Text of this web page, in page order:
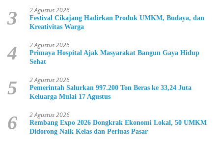
3 2 Agustus 2026
Festival Cikajang Hadirkan Produk UMKM, Budaya, dan
Kreativitas Warga
4 2 Agustus 2026
Primaya Hospital Ajak Masyarakat Bangun Gaya Hidup
Sehat
5 2 Agustus 2026
Pemerintah Salurkan 997.200 Ton Beras ke 33,24 Juta
Keluarga Mulai 17 Agustus
6 2 Agustus 2026
Rembang Expo 2026 Dongkrak Ekonomi Lokal, 50 UMKM
Didorong Naik Kelas dan Perluas Pasar